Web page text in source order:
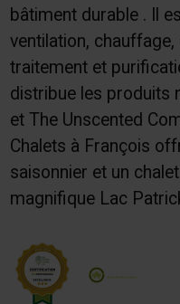
bâtiment durable . Il
ventilation,
traitement et
distribue les produits
et The Unscented
Chalets à François
saisonnier et un
magnifique Lac